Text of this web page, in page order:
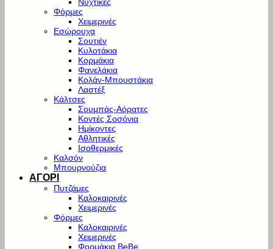
Φόρμες
Χειμερινές
Εσώρουχα
Σουτιέν
Κυλοτάκια
Κορμάκια
Φανελάκια
Κολάν-Μπουστάκια
Λαστέξ
Κάλτσες
Σουμπάς-Αόρατες
Κοντές Σοσόνια
Ημίκοντες
Αθλητικές
Ισοθερμικές
Καλσόν
Μπουρνούζια
ΑΓΟΡΙ
Πυτζάμες
Καλοκαιρινές
Χειμερινές
Φόρμες
Καλοκαιρινές
Χειμερινές
Φορμάκια BeBe